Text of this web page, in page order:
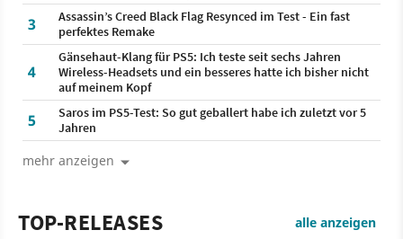
3
Assassin’s Creed Black Flag Resynced im Test - Ein fast
perfektes Remake
4
Gänsehaut-Klang für PS5: Ich teste seit sechs Jahren
Wireless-Headsets und ein besseres hatte ich bisher nicht
auf meinem Kopf
5
Saros im PS5-Test: So gut geballert habe ich zuletzt vor 5
Jahren
mehr anzeigen
TOP-RELEASES alle anzeigen